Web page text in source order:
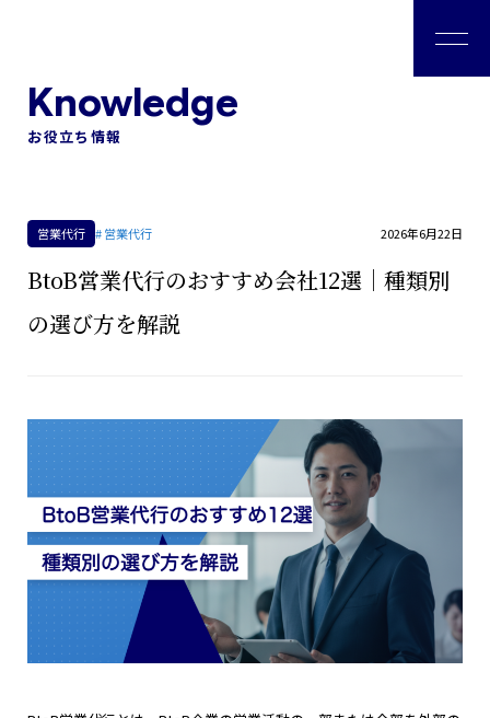
私たちについて
ソリューション
お役立ち情報
ウェビナー
お知らせ
お役立ち情報
営業代行 # 営業代行 2026年6月22日
BtoB営業代行のおすすめ会社12選｜種類別
の選び方を解説